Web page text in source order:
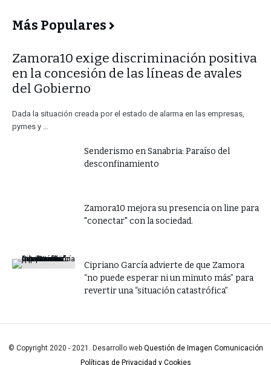
Más Populares
​Zamora10 exige discriminación positiva
en la concesión de las líneas de avales
del Gobierno
Dada la situación creada por el estado de alarma en las empresas,
pymes y …
Senderismo en Sanabria: Paraíso del
desconfinamiento
Zamora10 mejora su presencia on line para
"conectar" con la sociedad.
​Cipriano García advierte de que Zamora
“no puede esperar ni un minuto más” para
revertir una “situación catastrófica”
© Copyright 2020 - 2021. Desarrollo web Questión de Imagen Comunicación
Políticas de Privacidad y Cookies